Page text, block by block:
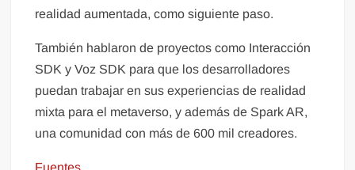
realidad aumentada, como siguiente paso.
También hablaron de proyectos como Interacción
SDK y Voz SDK para que los desarrolladores
puedan trabajar en sus experiencias de realidad
mixta para el metaverso, y además de Spark AR,
una comunidad con más de 600 mil creadores.
Fuentes